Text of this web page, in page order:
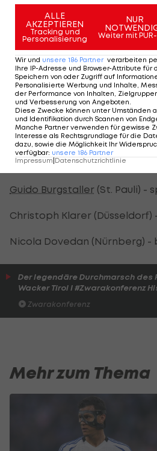
Im Parallelspiel feiert der 1.
Sieg über Fortuna Düsseldorf
von Tempelmann. Nürnberg
Punkten vorerst Platz vier,
14. mit 20 Punkten im
2. Bundesliga - Tabelle >>>
2. Bundesliga - Spielplan/
ÖFB-Legionäre im
Guido Burgstaller (St. Pauli) -
Christoph Klarer (Düsseldorf)
Nicola Dovedan (Nürnberg) -
Der legendäre Durchmarsch des
Wacker Tirol I #Zwarakonferenz
Zwarakonferenz
Mehr zum Thema
ALLE
AKZEPTIEREN
Tracking und
Personalisierung
NUR
Weiter mit
Wir und unsere 186 Partner verarbeiten
Ihre IP-Adresse und Browser-Attribute für
Speichern von oder Zugriff auf
Personalisierte Werbung und Inhalte,
der Performance von Inhalten,
und Verbesserung von Angeboten.
Diese Zwecke können unter Umständen
und Identifikation durch Scannen von
Manche Partner verwenden für gewisse
Interesse als Rechtsgrundlage für die
dazu, sowie die Möglichkeit Ihr
verfügbar: unsere 186 Partner
Impressum Datenschutzrichtlinie